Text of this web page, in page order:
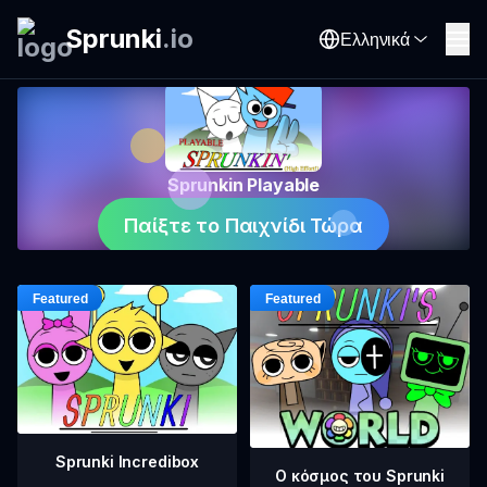
Sprunki.io Ελληνικά
Sprunkin Playable
Παίξτε το Παιχνίδι Τώρα
Sprunki Incredibox
Ο κόσμος του Sprunki